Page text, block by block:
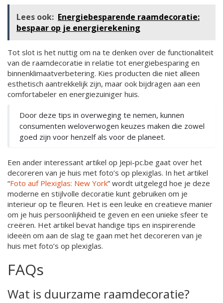
Lees ook: Energiebesparende raamdecoratie:
bespaar op je energierekening
Tot slot is het nuttig om na te denken over de functionaliteit
van de raamdecoratie in relatie tot energiebesparing en
binnenklimaatverbetering. Kies producten die niet alleen
esthetisch aantrekkelijk zijn, maar ook bijdragen aan een
comfortabeler en energiezuiniger huis.
Door deze tips in overweging te nemen, kunnen
consumenten weloverwogen keuzes maken die zowel
goed zijn voor henzelf als voor de planeet.
Een ander interessant artikel op Jepi-pc.be gaat over het
decoreren van je huis met foto’s op plexiglas. In het artikel
“Foto auf Plexiglas: New York” wordt uitgelegd hoe je deze
moderne en stijlvolle decoratie kunt gebruiken om je
interieur op te fleuren. Het is een leuke en creatieve manier
om je huis persoonlijkheid te geven en een unieke sfeer te
creëren. Het artikel bevat handige tips en inspirerende
ideeën om aan de slag te gaan met het decoreren van je
huis met foto’s op plexiglas.
FAQs
Wat is duurzame raamdecoratie?